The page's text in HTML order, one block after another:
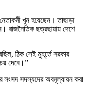
খুন হয়েছেন। তাছাড়া
রাজনৈতিক ছত্রছায়ায় দেশে
ঠিক সেই মুহূর্তে সরকার
দেবে।”
সংসদ সদস্যদের অবমূল্যায়ন করা